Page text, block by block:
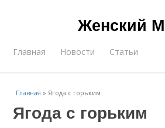
Женский
Главная Новости Статьи
Главная »Ягода с горьким
Ягода с горьким